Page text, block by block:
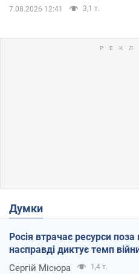
7.08.2026 12:41 3,1 т.
Думки
Росія втрачає ресурси
насправді диктує темп
Сергій Місюра 1,4 т.